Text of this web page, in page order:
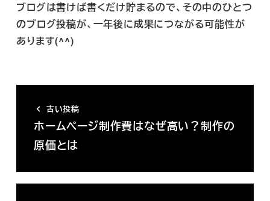
ブログは書けば書くだけ貯まるので、その中のひとつ
のブログ投稿が、一年後に成果につながる可能性が
あります(^^)
古い投稿
ホームページ制作費はなぜ高い？制作の
原価とは